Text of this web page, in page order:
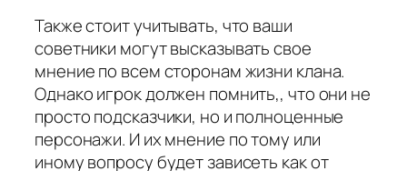
Также стоит учитывать, что ваши
советники могут высказывать свое
мнение по всем сторонам жизни клана.
Однако игрок должен помнить,, что они не
просто подсказчики, но и полноценные
персонажи. И их мнение по тому или
иному вопросу будет зависеть как от